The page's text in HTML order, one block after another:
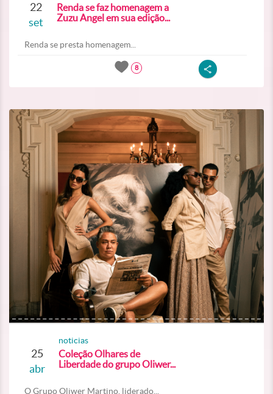
22
set
Renda se faz homenagem a
Zuzu Angel em sua edição...
Renda se presta homenagem...
8
25
abr
noticias
Coleção Olhares de
Liberdade do grupo Oliwer...
O Grupo Oliwer Martino, liderado...